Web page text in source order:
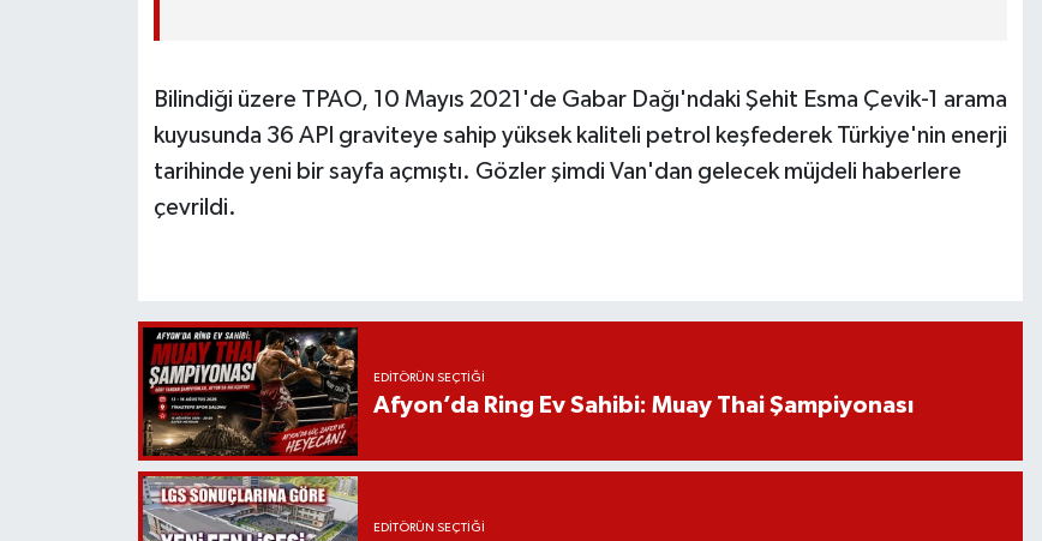
Bilindiği üzere TPAO, 10 Mayıs 2021'de Gabar Dağı'ndaki Şehit Esma Çevik-1 arama
kuyusunda 36 API graviteye sahip yüksek kaliteli petrol keşfederek Türkiye'nin enerji
tarihinde yeni bir sayfa açmıştı. Gözler şimdi Van'dan gelecek müjdeli haberlere
çevrildi.
EDITÖRÜN SEÇTIĞI
Afyon’da Ring Ev Sahibi: Muay Thai Şampiyonası
EDITÖRÜN SEÇTIĞI